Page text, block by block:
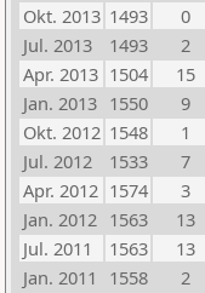
Okt. 2013 1493 0
Jul. 2013
1493 2
Apr. 2013 1504 15
Jan. 2013 1550 9
Okt. 2012 1548 1
Jul. 2012
1533 7
Apr. 2012 1574 3
Jan. 2012 1563 13
Jul. 2011
1563 13
Jan. 2011
1558 2